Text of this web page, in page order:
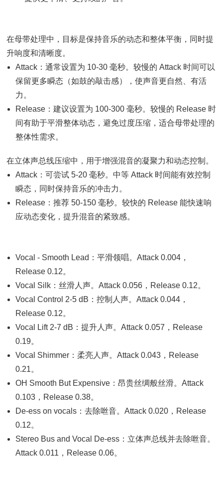
在母带处理中，目标是保持音乐的动态和整体平衡，同时提
升响度和清晰度。
Attack：通常设置为 10-30 毫秒。较慢的 Attack 时间可以
保留更多瞬态（如鼓的敲击感），使声音更自然、有活
力。
Release：建议设置为 100-300 毫秒。较慢的 Release 时
间有助于平滑整体动态，避免过度压缩，适合母带处理的
整体性需求。
在立体声总线压缩中，用于增强混音的凝聚力和动态控制。
Attack：可尝试 5-20 毫秒。中等 Attack 时间能有效控制
瞬态，同时保持音乐的冲击力。
Release：推荐 50-150 毫秒。较快的 Release 能快速响
应动态变化，提升混音的紧致感。
Vocal - Smooth Lead：平滑领唱。Attack 0.004，
Release 0.12。
Vocal Silk：丝滑人声。Attack 0.056，Release 0.12。
Vocal Control 2-5 dB：控制人声。Attack 0.044，
Release 0.12。
Vocal Lift 2-7 dB：提升人声。Attack 0.057，Release
0.19。
Vocal Shimmer：柔亮人声。Attack 0.043，Release
0.21。
OH Smooth But Expensive：昂贵丝绸般丝滑。Attack
0.103，Release 0.38。
De-ess on vocals：去除咝音。Attack 0.020，Release
0.12。
Stereo Bus and Vocal De-ess：立体声总线并去除咝音。
Attack 0.011，Release 0.06。